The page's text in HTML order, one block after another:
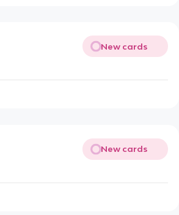
New cards
New cards